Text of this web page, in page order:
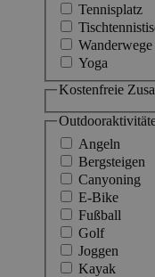
Tennisplatz
Wanderwege
Yoga
Kostenfreie
Angeln
Bergsteigen
Canyoning
E-Bike
Fußball
Golf
Joggen
Kayak